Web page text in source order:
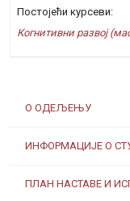
О ОДЕЉЕЊУ
ИНФОРМАЦИЈЕ О
ПЛАН НАСТАВЕ И
Постојећи курсеви:
Когнитивни развој